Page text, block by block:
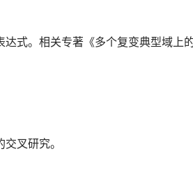
式。相关专著《多个复变典型域上
叉研究。